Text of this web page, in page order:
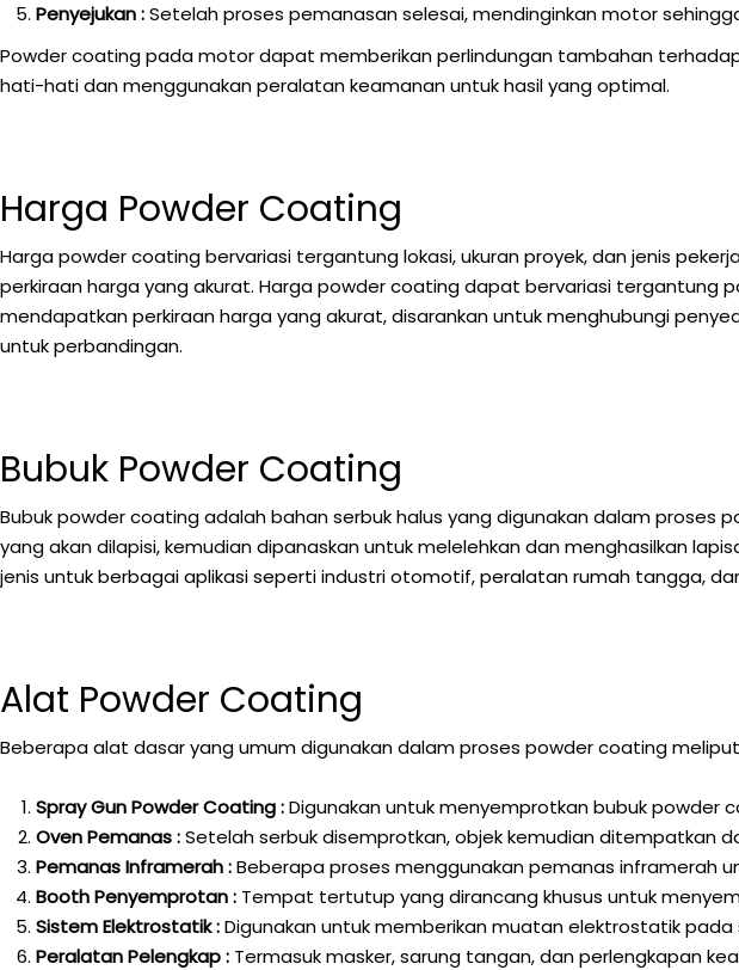
Penyejukan :Setelah proses pemanasan selesai, mendinginkan motor
Powder coating pada motor dapat memberikan perlindungan tambahan
hati-hati dan menggunakan peralatan keamanan untuk hasil yang optimal.
Harga Powder Coating
Harga powder coating bervariasi tergantung lokasi, ukuran proyek, dan jenis
perkiraan harga yang akurat. Harga powder coating dapat bervariasi tergantung
mendapatkan perkiraan harga yang akurat, disarankan untuk menghubungi
untuk perbandingan.
Bubuk Powder Coating
Bubuk powder coating adalah bahan serbuk halus yang digunakan dalam
yang akan dilapisi, kemudian dipanaskan untuk melelehkan dan menghasilkan
jenis untuk berbagai aplikasi seperti industri otomotif, peralatan rumah tangga,
Alat Powder Coating
Beberapa alat dasar yang umum digunakan dalam proses powder coating
Spray Gun Powder Coating :Digunakan untuk menyemprotkan bubuk powder
Oven Pemanas :Setelah serbuk disemprotkan, objek kemudian ditempatkan
Pemanas Inframerah :Beberapa proses menggunakan pemanas inframerah
Booth Penyemprotan : Tempat tertutup yang dirancang khusus untuk
Sistem Elektrostatik :Digunakan untuk memberikan muatan elektrostatik
Peralatan Pelengkap : Termasuk masker, sarung tangan, dan perlengkapan